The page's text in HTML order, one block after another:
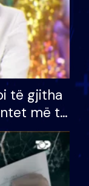
të gjitha
më të
Do më